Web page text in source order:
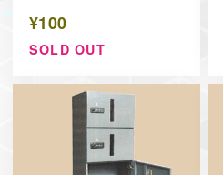
¥100
SOLD OUT